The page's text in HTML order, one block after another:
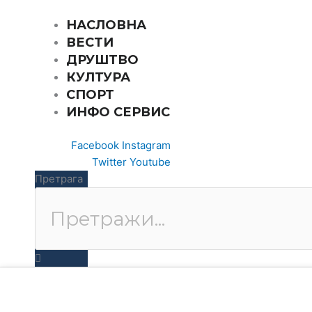
НАСЛОВНА
ВЕСТИ
ДРУШТВО
КУЛТУРА
СПОРТ
ИНФО СЕРВИС
Facebook Instagram
Twitter Youtube
Претрага